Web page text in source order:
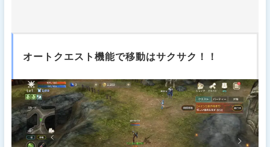
オートクエスト機能で移動はサクサク！！